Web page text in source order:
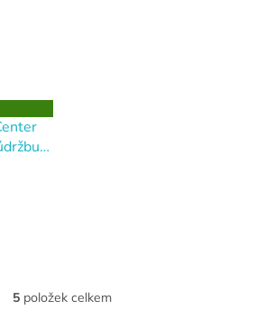
O
5 položek celkem